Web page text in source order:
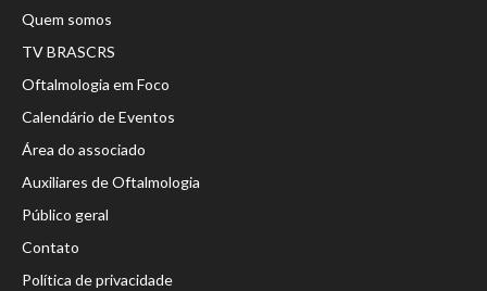
Quem somos
TV BRASCRS
Oftalmologia em Foco
Calendário de Eventos
Área do associado
Auxiliares de Oftalmologia
Público geral
Contato
Política de privacidade